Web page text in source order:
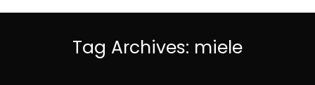
Tag Archives: miele